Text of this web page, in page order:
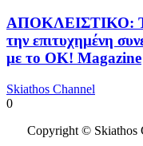
ΑΠΟΚΛΕΙΣΤΙΚΟ: Το
την επιτυχημένη
με το OK! Magazine
Skiathos Channel
0
Copyright © Skiathos